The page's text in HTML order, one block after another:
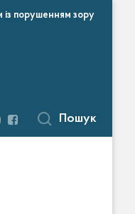
порушенням зору
Пошук